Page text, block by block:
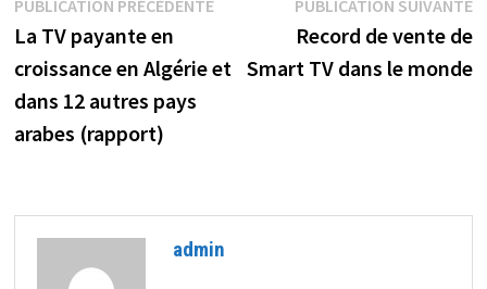
Navigation
de
l’article
PUBLICATION PRÉCÉDENTE
précédente :
La TV payante en
croissance en Algérie et
dans 12 autres pays
arabes (rapport)
PUBLICATION SUIVANTE
Record de vente de
Smart TV dans le monde
admin